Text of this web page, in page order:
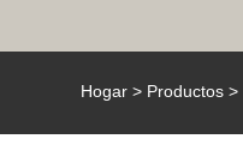
Hogar > Productos >